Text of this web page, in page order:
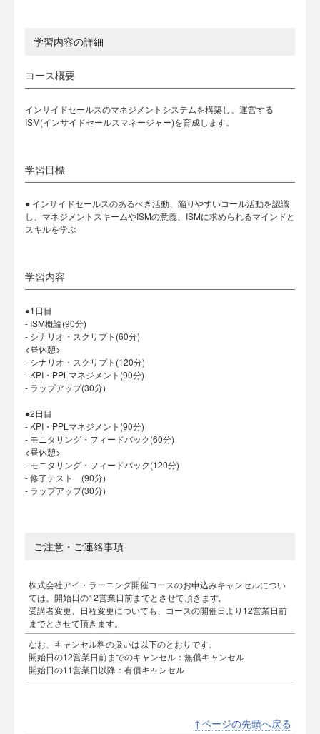
学習内容の詳細
コース概要
インサイドセールスのマネジメントシステムを構築し、運営する
ISM(インサイドセールスマネージャー)を育成します。
学習目標
● インサイドセールスのあるべき活動、陥りやすいコール活動を認識
し、マネジメントスキームやISMの意義、ISMに求められるマインドと
スキルを学ぶ
学習内容
●1日目
- ISM概論(90分)
- シナリオ・スクリプト(60分)
<昼休憩>
- シナリオ・スクリプト(120分)
- KPI・PPLマネジメント(90分)
- ラップアップ(30分)
●2日目
- KPI・PPLマネジメント(90分)
- モニタリング・フィードバック(60分)
<昼休憩>
- モニタリング・フィードバック(120分)
- 修了テスト (90分)
- ラップアップ(30分)
ご注意・ご連絡事項
株式会社アイ・ラーニング開催コースのお申込みキャンセルについ
ては、開始日の12営業日前までとさせて頂きます。
受講者変更、日程変更についても、コースの開催日より12営業日前
までとさせて頂きます。
なお、キャンセル料の扱いは以下のとおりです。
開始日の12営業日前までのキャンセル：無償キャンセル
開始日の11営業日以降：有償キャンセル
↑ページの先頭へ戻る